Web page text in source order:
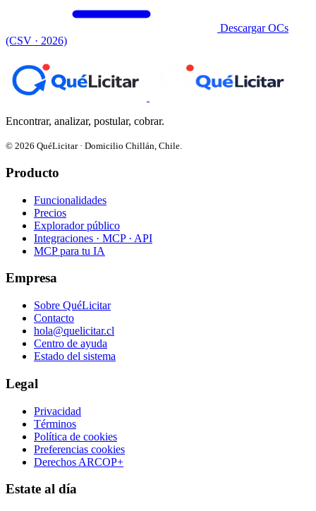
Descargar OCs
(CSV · 2026)
Encontrar, analizar, postular, cobrar.
© 2026 QuéLicitar · Domicilio Chillán, Chile.
Producto
Funcionalidades
Precios
Explorador público
Integraciones · MCP · API
MCP para tu IA
Empresa
Sobre QuéLicitar
Contacto
hola@quelicitar.cl
Centro de ayuda
Estado del sistema
Legal
Privacidad
Términos
Política de cookies
Preferencias cookies
Derechos ARCOP+
Estate al día